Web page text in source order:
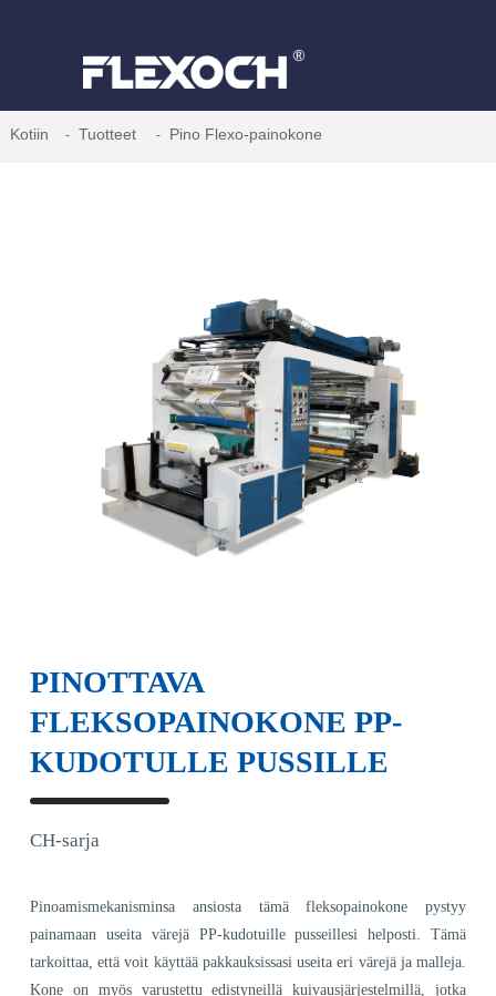
Kotiin Tuotteet Pino Flexo-painokone
PINOTTAVA
FLEKSOPAINOKONE PP-
KUDOTULLE PUSSILLE
CH-sarja
Pinoamismekanisminsa ansiosta tämä fleksopainokone pystyy
painamaan useita värejä PP-kudotuille pusseillesi helposti. Tämä
tarkoittaa, että voit käyttää pakkauksissasi useita eri värejä ja malleja.
Kone on myös varustettu edistyneillä kuivausjärjestelmillä, jotka